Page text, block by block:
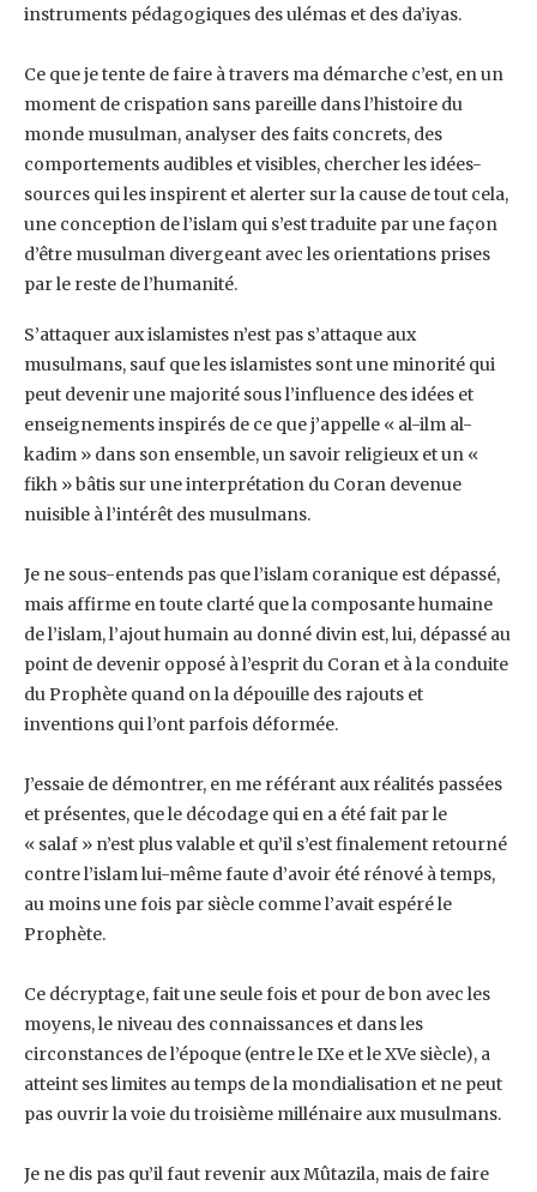
instruments pédagogiques des ulémas et ‎des da’iyas.
Ce que je tente de faire à travers ma démarche c’est, en un
moment de crispation sans ‎pareille dans l’histoire du
monde musulman, analyser des faits concrets, des
‎comportements audibles et visibles, chercher les idées-
sources qui les inspirent et alerter ‎sur la cause de tout cela,
une conception de l’islam qui s’est traduite par une façon
d’être ‎musulman divergeant avec les orientations prises
par le reste de l’humanité. ‎
S’attaquer aux islamistes n’est pas s’attaque aux
musulmans, sauf que les islamistes sont ‎une minorité qui
peut devenir une majorité sous l’influence des idées et
enseignements ‎inspirés de ce que j’appelle « al-ilm al-
kadim » dans son ensemble, un savoir religieux et un ‎‎«
fikh » bâtis sur une interprétation du Coran devenue
nuisible à l’intérêt des musulmans.
Je ne sous-entends pas que l’islam coranique est dépassé,
mais affirme en toute clarté que ‎la composante humaine
de l’islam, l’ajout humain au donné divin est, lui, dépassé au
point ‎de devenir opposé à l’esprit du Coran et à la conduite
du Prophète quand on la dépouille ‎des rajouts et
inventions qui l’ont parfois déformée.
J’essaie de démontrer, en me référant aux réalités passées
et présentes, que le décodage ‎qui en a été fait par le
« salaf » n’est plus valable et qu’il s’est finalement retourné
contre ‎l’islam lui-même faute d’avoir été rénové à temps,
au moins une fois par siècle comme ‎l’avait espéré le
Prophète.
Ce décryptage, fait une seule fois et pour de bon avec les
moyens, le niveau des ‎connaissances et dans les
circonstances de l’époque (entre le IXe et le XVe siècle), a
atteint ‎ses limites au temps de la mondialisation et ne peut
pas ouvrir la voie du troisième ‎millénaire aux musulmans.
Je ne dis pas qu’il faut revenir aux Mûtazila, mais de faire